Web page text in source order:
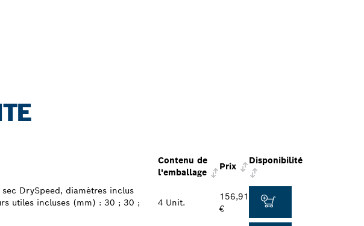
Contenu de
l'emballage
Prix
Disponibilité
DrySpeed, diamètres inclus
utiles incluses (mm) : 30 ; 30 ;
4 Unit.
156,91
€